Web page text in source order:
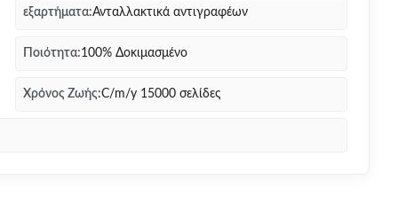
εξαρτήματα:Ανταλλακτικά αντιγραφέων
Ποιότητα:100% Δοκιμασμένο
Χρόνος Ζωής:C/m/y 15000 σελίδες